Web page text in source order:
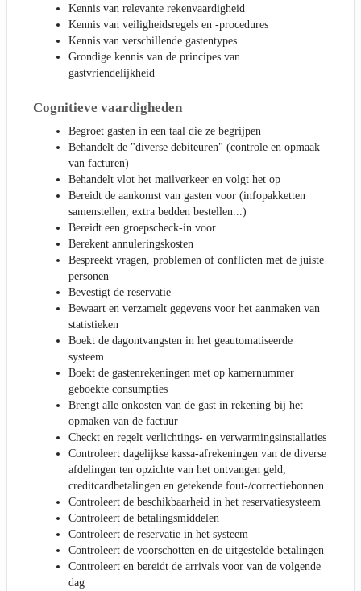
Kennis van relevante rekenvaardigheid
Kennis van veiligheidsregels en -procedures
Kennis van verschillende gastentypes
Grondige kennis van de principes van
gastvriendelijkheid
Cognitieve vaardigheden
Begroet gasten in een taal die ze begrijpen
Behandelt de "diverse debiteuren" (controle en opmaak
van facturen)
Behandelt vlot het mailverkeer en volgt het op
Bereidt de aankomst van gasten voor (infopakketten
samenstellen, extra bedden bestellen...)
Bereidt een groepscheck-in voor
Berekent annuleringskosten
Bespreekt vragen, problemen of conflicten met de juiste
personen
Bevestigt de reservatie
Bewaart en verzamelt gegevens voor het aanmaken van
statistieken
Boekt de dagontvangsten in het geautomatiseerde
systeem
Boekt de gastenrekeningen met op kamernummer
geboekte consumpties
Brengt alle onkosten van de gast in rekening bij het
opmaken van de factuur
Checkt en regelt verlichtings- en verwarmingsinstallaties
Controleert dagelijkse kassa-afrekeningen van de diverse
afdelingen ten opzichte van het ontvangen geld,
creditcardbetalingen en getekende fout-/correctiebonnen
Controleert de beschikbaarheid in het reservatiesysteem
Controleert de betalingsmiddelen
Controleert de reservatie in het systeem
Controleert de voorschotten en de uitgestelde betalingen
Controleert en bereidt de arrivals voor van de volgende
dag